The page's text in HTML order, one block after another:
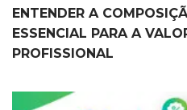
ENTENDER A
ESSENCIAL PARA A
PROFISSIONAL